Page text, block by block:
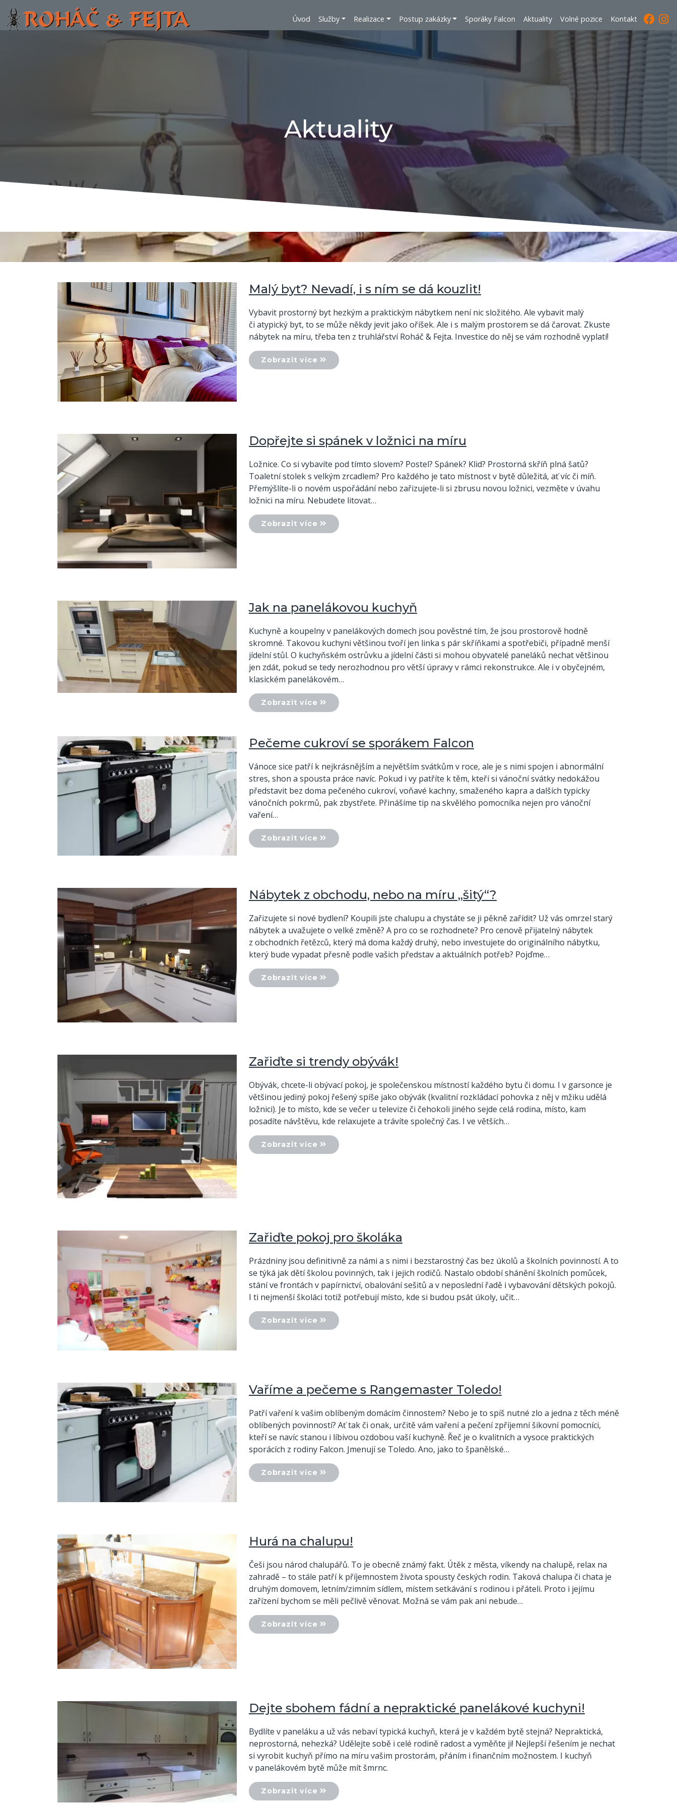
Úvod Služby Realizace Postup zakázky Sporáky Falcon Aktuality Volné pozice Kontakt
Aktuality
Malý byt? Nevadí, i s ním se dá kouzlit!
Vybavit prostorný byt hezkým a praktickým nábytkem není nic složitého. Ale vybavit malý
či atypický byt, to se může někdy jevit jako oříšek. Ale i s malým prostorem se dá čarovat. Zkuste
nábytek na míru, třeba ten z truhlářství Roháč & Fejta. Investice do něj se vám rozhodně vyplatí!
Zobrazit více
Dopřejte si spánek v ložnici na míru
Ložnice. Co si vybavíte pod tímto slovem? Postel? Spánek? Klid? Prostorná skříň plná šatů?
Toaletní stolek s velkým zrcadlem? Pro každého je tato místnost v bytě důležitá, ať víc či míň.
Přemýšlíte-li o novém uspořádání nebo zařizujete-li si zbrusu novou ložnici, vezměte v úvahu
ložnici na míru. Nebudete litovat…
Zobrazit více
Jak na panelákovou kuchyň
Kuchyně a koupelny v panelákových domech jsou pověstné tím, že jsou prostorově hodně
skromné. Takovou kuchyni většinou tvoří jen linka s pár skříňkami a spotřebiči, případně menší
jídelní stůl. O kuchyňském ostrůvku a jídelní části si mohou obyvatelé paneláků nechat většinou
jen zdát, pokud se tedy nerozhodnou pro větší úpravy v rámci rekonstrukce. Ale i v obyčejném,
klasickém panelákovém…
Zobrazit více
Pečeme cukroví se sporákem Falcon
Vánoce sice patří k nejkrásnějším a největším svátkům v roce, ale je s nimi spojen i abnormální
stres, shon a spousta práce navíc. Pokud i vy patříte k těm, kteří si vánoční svátky nedokážou
představit bez doma pečeného cukroví, voňavé kachny, smaženého kapra a dalších typicky
vánočních pokrmů, pak zbystřete. Přinášíme tip na skvělého pomocníka nejen pro vánoční
vaření…
Zobrazit více
Nábytek z obchodu, nebo na míru „šitý“?
Zařizujete si nové bydlení? Koupili jste chalupu a chystáte se ji pěkně zařídit? Už vás omrzel starý
nábytek a uvažujete o velké změně? A pro co se rozhodnete? Pro cenově přijatelný nábytek
z obchodních řetězců, který má doma každý druhý, nebo investujete do originálního nábytku,
který bude vypadat přesně podle vašich představ a aktuálních potřeb? Pojďme…
Zobrazit více
Zařiďte si trendy obývák!
Obývák, chcete-li obývací pokoj, je společenskou místností každého bytu či domu. I v garsonce je
většinou jediný pokoj řešený spíše jako obývák (kvalitní rozkládací pohovka z něj v mžiku udělá
ložnici). Je to místo, kde se večer u televize či čehokoli jiného sejde celá rodina, místo, kam
posadíte návštěvu, kde relaxujete a trávíte společný čas. I ve větších…
Zobrazit více
Zařiďte pokoj pro školáka
Prázdniny jsou definitivně za námi a s nimi i bezstarostný čas bez úkolů a školních povinností. A to
se týká jak dětí školou povinných, tak i jejich rodičů. Nastalo období shánění školních pomůcek,
stání ve frontách v papírnictví, obalování sešitů a v neposlední řadě i vybavování dětských pokojů.
I ti nejmenší školáci totiž potřebují místo, kde si budou psát úkoly, učit…
Zobrazit více
Vaříme a pečeme s Rangemaster Toledo!
Patří vaření k vašim oblíbeným domácím činnostem? Nebo je to spíš nutné zlo a jedna z těch méně
oblíbených povinností? Ať tak či onak, určitě vám vaření a pečení zpříjemní šikovní pomocníci,
kteří se navíc stanou i líbivou ozdobou vaší kuchyně. Řeč je o kvalitních a vysoce praktických
sporácích z rodiny Falcon. Jmenují se Toledo. Ano, jako to španělské…
Zobrazit více
Hurá na chalupu!
Češi jsou národ chalupářů. To je obecně známý fakt. Útěk z města, víkendy na chalupě, relax na
zahradě – to stále patří k příjemnostem života spousty českých rodin. Taková chalupa či chata je
druhým domovem, letním/zimním sídlem, místem setkávání s rodinou i přáteli. Proto i jejímu
zařízení bychom se měli pečlivě věnovat. Možná se vám pak ani nebude…
Zobrazit více
Dejte sbohem fádní a nepraktické panelákové kuchyni!
Bydlíte v paneláku a už vás nebaví typická kuchyň, která je v každém bytě stejná? Nepraktická,
neprostorná, nehezká? Udělejte sobě i celé rodině radost a vyměňte ji! Nejlepší řešením je nechat
si vyrobit kuchyň přímo na míru vašim prostorám, přáním i finančním možnostem. I kuchyň
v panelákovém bytě může mít šmrnc.
Zobrazit více